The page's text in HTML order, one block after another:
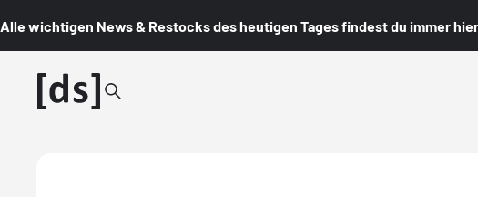
Alle wichtigen News & Restocks des heutigen Tages findest du immer hier!